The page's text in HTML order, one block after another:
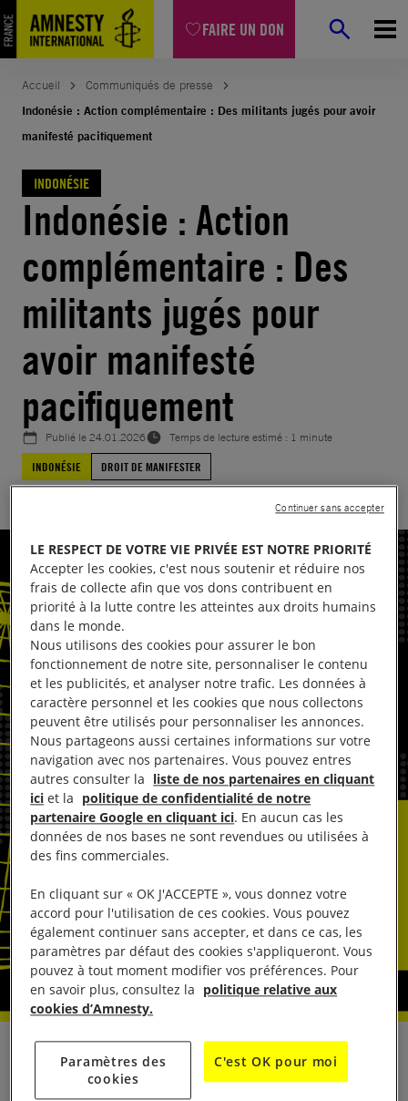
FAIRE UN DON
Aller
au
contenu
Accueil
Communiqués de presse
Indonésie : Action complémentaire : Des militants jugés pour avoir
manifesté pacifiquement
INDONÉSIE
Indonésie : Action
complémentaire : Des
militants jugés pour
avoir manifesté
pacifiquement
Publié le24.01.2026
Temps de lecture estimé : 1 minute
INDONÉSIE
DROIT DE MANIFESTER
Sept militants – Delpedro Marhaen Rismansyah,
Muzaffar Salim, Khariq Anhar, Syahdan Husein,
LE RESPECT DE VOTRE VIE PRIVÉE EST NOTRE PRIORITÉ
Accepter les cookies, c'est nous soutenir et réduire nos
frais de collecte afin que vos dons contribuent en
priorité à la lutte contre les atteintes aux droits humains
dans le monde.
Nous utilisons des cookies pour assurer le bon
fonctionnement de notre site, personnaliser le contenu
et les publicités, et analyser notre trafic. Les données à
caractère personnel et les cookies que nous collectons
peuvent être utilisés pour personnaliser les annonces.
Nous partageons aussi certaines informations sur votre
navigation avec nos partenaires. Vous pouvez entres
autres consulter la liste de nos partenaires en cliquant
ici et la politique de confidentialité de notre
partenaire Google en cliquant ici. En aucun cas les
données de nos bases ne sont revendues ou utilisées à
des fins commerciales.
En cliquant sur « OK J'ACCEPTE », vous donnez votre
accord pour l'utilisation de ces cookies. Vous pouvez
également continuer sans accepter, et dans ce cas, les
paramètres par défaut des cookies s'appliqueront. Vous
pouvez à tout moment modifier vos préférences. Pour
en savoir plus, consultez la politique relative aux
cookies d’Amnesty.
Paramètres des
cookies
C'est OK pour moi
Continuer sans accepter